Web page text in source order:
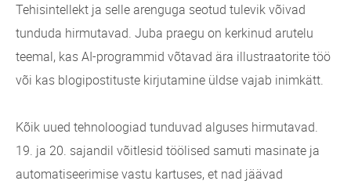
Tehisintellekt ja selle arenguga seotud tulevik võivad
tunduda hirmutavad. Juba praegu on kerkinud arutelu
teemal, kas AI-programmid võtavad ära illustraatorite töö
või kas blogipostituste kirjutamine üldse vajab inimkätt.
Kõik uued tehnoloogiad tunduvad alguses hirmutavad.
19. ja 20. sajandil võitlesid töölised samuti masinate ja
automatiseerimise vastu kartuses, et nad jäävad